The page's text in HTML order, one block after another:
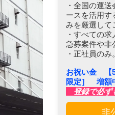
・全国の運
ースを活用す
みを厳選して
・すべての
急募案件や非
・正社員の
お祝い金 【
限定］ 増額
登録で必ず
非